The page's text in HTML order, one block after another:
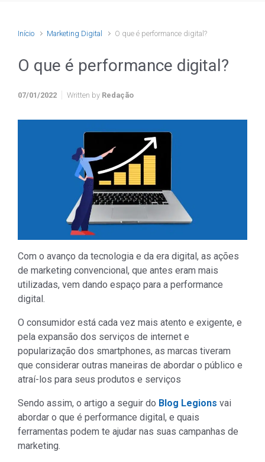
Início Marketing Digital O que é performance digital?
O que é performance digital?
07/01/2022 Written by Redação
Com o avanço da tecnologia e da era digital, as ações
de marketing convencional, que antes eram mais
utilizadas, vem dando espaço para a performance
digital.
O consumidor está cada vez mais atento e exigente, e
pela expansão dos serviços de internet e
popularização dos smartphones, as marcas tiveram
que considerar outras maneiras de abordar o público e
atraí-los para seus produtos e serviços
Sendo assim, o artigo a seguir do Blog Legions vai
abordar o que é performance digital, e quais
ferramentas podem te ajudar nas suas campanhas de
marketing.